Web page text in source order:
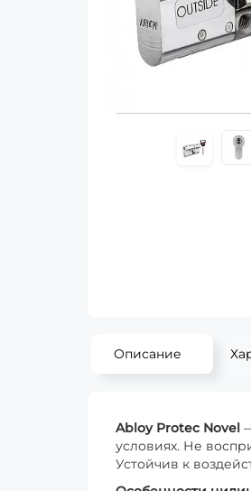
Описание
Abloy Protec Novel
условиях. Не
Устойчив к